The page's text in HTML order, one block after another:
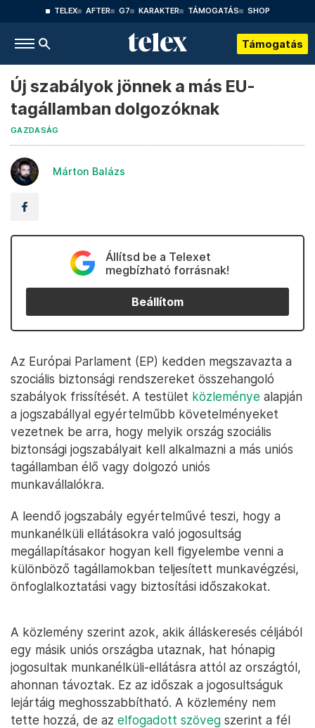
TELEX AFTER G7 KARAKTER TÁMOGATÁS SHOP
Támogatás
Új szabályok jönnek a más EU-
tagállamban dolgozóknak
GAZDASÁG
Márton Balázs
Állítsd be a Telexet
megbízható forrásnak!
Beállítom
Az Európai Parlament (EP) kedden megszavazta a
szociális biztonsági rendszereket összehangoló
szabályok frissítését. A testület közleménye alapján
a jogszabállyal egyértelműbb követelményeket
vezetnek be arra, hogy melyik ország szociális
biztonsági jogszabályait kell alkalmazni a más uniós
tagállamban élő vagy dolgozó uniós
munkavállalókra.
A leendő jogszabály egyértelművé teszi, hogy a
munkanélküli ellátásokra való jogosultság
megállapításakor hogyan kell figyelembe venni a
különböző tagállamokban teljesített munkavégzési,
önfoglalkoztatási vagy biztosítási időszakokat.
A közlemény szerint azok, akik álláskeresés céljából
egy másik uniós országba utaznak, hat hónapig
jogosultak munkanélküli-ellátásra attól az országtól,
ahonnan távoztak. Ez az időszak a jogosultságuk
lejártáig meghosszabbítható. A közlemény nem
tette hozzá, de az elfogadott szöveg szerint a fél